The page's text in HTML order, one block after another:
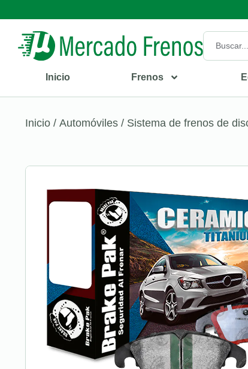
Inicio Frenos
Inicio / Automóviles / Sistema de frenos de